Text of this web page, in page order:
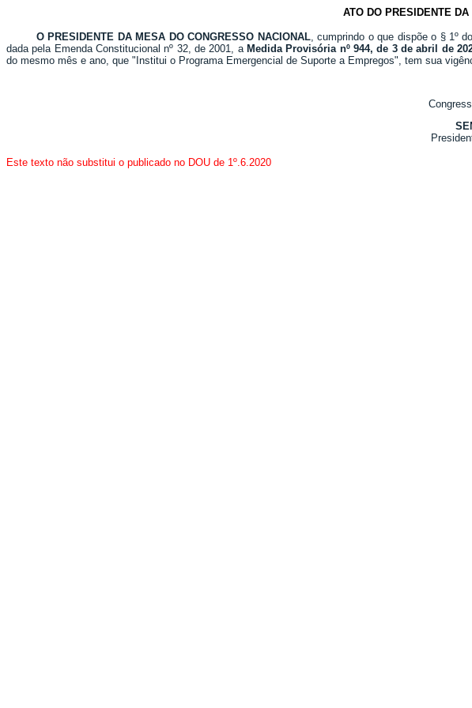
ATO DO PRESIDENTE
O PRESIDENTE DA MESA DO CONGRESSO NACIONAL, cumprindo o que dispõe o § 1º
dada pela Emenda Constitucional nº 32, de 2001, a Medida Provisória nº 944, de 3 de abril de
do mesmo mês e ano, que "Institui o Programa Emergencial de Suporte a Empregos", tem sua
Este texto não substitui o publicado no DOU de 1º.6.2020